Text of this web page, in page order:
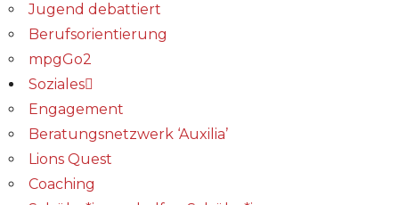
Jugend debattiert
Berufsorientierung
mpgGo2
Soziales
Engagement
Beratungsnetzwerk ‘Auxilia’
Lions Quest
Coaching